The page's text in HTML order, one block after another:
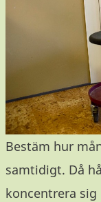
Bestäm hur
samtidigt. Då
koncentrera